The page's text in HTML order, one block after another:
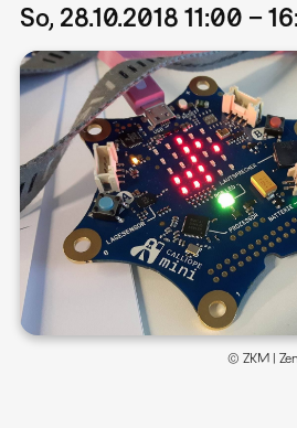
So, 28.10.2018 11:00 –
© ZKM |